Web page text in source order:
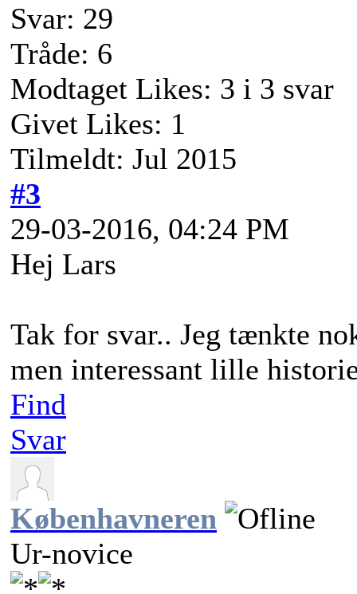
Svar: 29
Tråde: 6
Modtaget Likes: 3 i 3 svar
Givet Likes: 1
Tilmeldt: Jul 2015
#3
29-03-2016, 04:24 PM
Hej Lars
Tak for svar.. Jeg tænkte
men interessant lille
Find
Svar
Københavneren
Ur-novice